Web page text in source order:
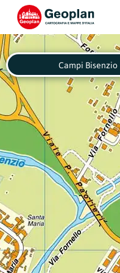
Campi Bisenzio